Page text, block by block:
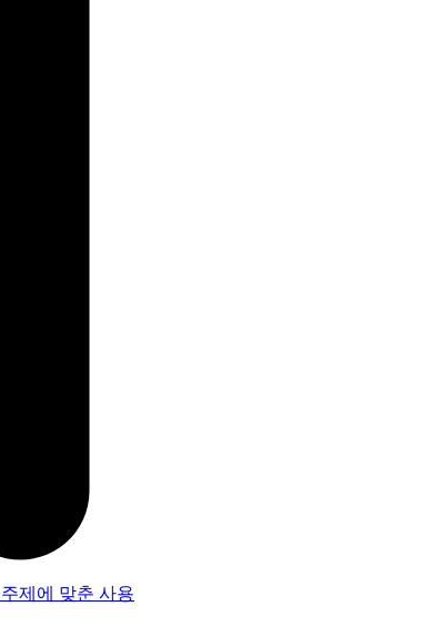
제에 맞춘 사용